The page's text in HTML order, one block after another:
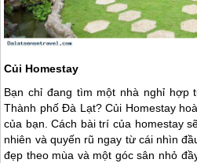
Củi Homestay
Bạn chỉ đang tìm một nhà nghỉ hợp
Thành phốĐà Lạt? Củi Homestay
của bạn. Cách bài trí của homestay
nhiên và quyến rũ ngay từ cái nhìn
đẹp theo mùa và một góc sân nhỏ